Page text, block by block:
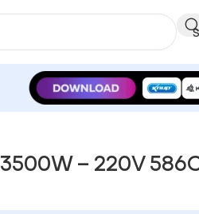
– 220V